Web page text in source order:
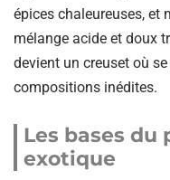
épices chaleureuses, et
mélange acide et doux
devient un creuset où
compositions inédites.
Les bases du
exotique